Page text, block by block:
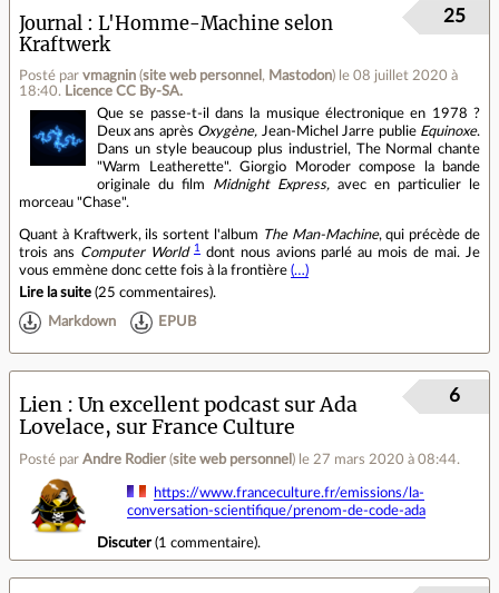
Journal
L'Homme-Machine selon
Kraftwerk
Posté par vmagnin (site web personnel , Mastodon) le 08 juillet 2020 à
18:40. Licence CC By‑SA.
25
Que se passe-t-il dans la musique électronique en 1978 ?
Deux ans après Oxygène, Jean-Michel Jarre publie Equinoxe.
Dans un style beaucoup plus industriel, The Normal chante
"Warm Leatherette". Giorgio Moroder compose la bande
originale du film Midnight Express, avec en particulier le
morceau "Chase".
Quant à Kraftwerk, ils sortent l'album The Man-Machine, qui précède de
trois ans Computer World 1 dont nous avions parlé au mois de mai. Je
vous emmène donc cette fois à la frontière (…)
Lire la suite (25 commentaires).
Markdown EPUB
Lien
Un excellent podcast sur Ada
Lovelace, sur France Culture
Posté par Andre Rodier (site web personnel ) le 27 mars 2020 à 08:44.
6
https://www.franceculture.fr/emissions/la-
conversation-scientifique/prenom-de-code-ada
Discuter(1 commentaire).